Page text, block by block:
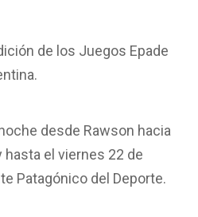
de los Juegos Epade
desde Rawson hacia
hasta el viernes 22 de
Patagónico del Deporte.